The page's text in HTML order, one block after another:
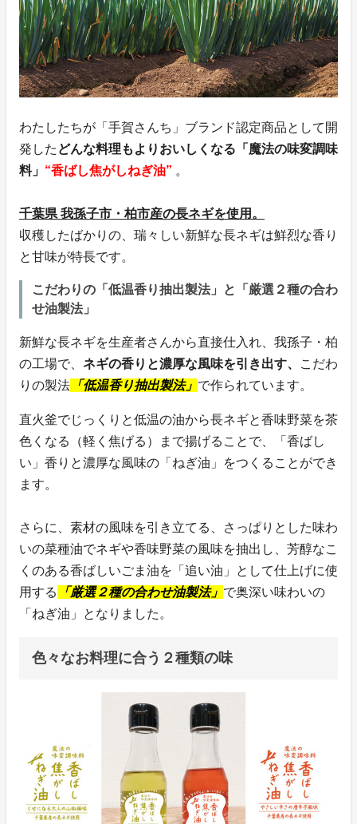
わたしたちが「手賀さんち」ブランド認定商品として開
発した どんな料理もよりおいしくなる「魔法の味変調味
料」 “香ばし焦がしねぎ油” 。
千葉県 我孫子市・柏市産の長ネギを使用。
収穫したばかりの、瑞々しい新鮮な長ネギは鮮烈な香り
と甘味が特長です。
こだわりの「低温香り抽出製法」と「厳選２種の合わ
せ油製法」
新鮮な長ネギを生産者さんから直接仕入れ、我孫子・柏
の工場で、 ネギの香りと濃厚な風味を引き出す、
こだわ
りの製法 「低温香り抽出製法」 で作られています。
直火釜でじっくりと低温の油から長ネギと香味野菜を茶
色くなる（軽く焦げる）まで揚げることで、「香ばし
い」香りと濃厚な風味の「ねぎ油」をつくることができ
ます。
さらに、素材の風味を引き立てる、さっぱりとした味わ
いの菜種油でネギや香味野菜の風味を抽出し、芳醇なこ
くのある香ばしいごま油を「追い油」として仕上げに使
用する
「厳選２種の合わせ油製法」 で奥深い味わいの
「ねぎ油」となりました。
色々なお料理に合う２種類の味